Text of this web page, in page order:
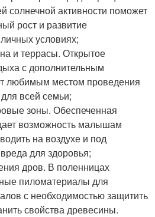
солнечной активности поможет
рост и развитие
условиях;
и террасы. Открытое
с дополнительным
любимым местом проведения
всей семьи;
зоны. Обеспеченная
возможность малышам
на воздухе и под
для здоровья;
дров. В поленницах
пиломатериалы для
с необходимостью защитить
свойства древесины.